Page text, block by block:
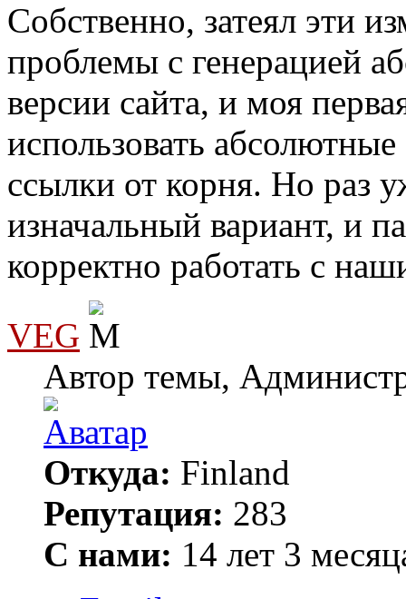
Собственно, затеял эти
проблемы с генерацией
версии сайта, и моя
использовать
ссылки от корня. Но раз
изначальный вариант, и
корректно работать с
VEG
Автор темы,
Откуда: Finland
Репутация: 283
С нами: 14 лет 3